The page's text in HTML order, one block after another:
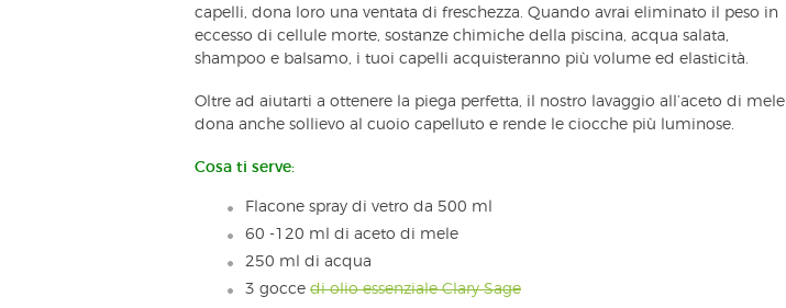
capelli, dona loro una ventata di freschezza. Quando avrai eliminato il peso in
eccesso di cellule morte, sostanze chimiche della piscina, acqua salata,
shampoo e balsamo, i tuoi capelli acquisteranno più volume ed elasticità.
Oltre ad aiutarti a ottenere la piega perfetta, il nostro lavaggio all’aceto di mele
dona anche sollievo al cuoio capelluto e rende le ciocche più luminose.
Cosa ti serve:
Flacone spray di vetro da 500 ml
60 -120 ml di aceto di mele
250 ml di acqua
3 gocce di olio essenziale Clary Sage